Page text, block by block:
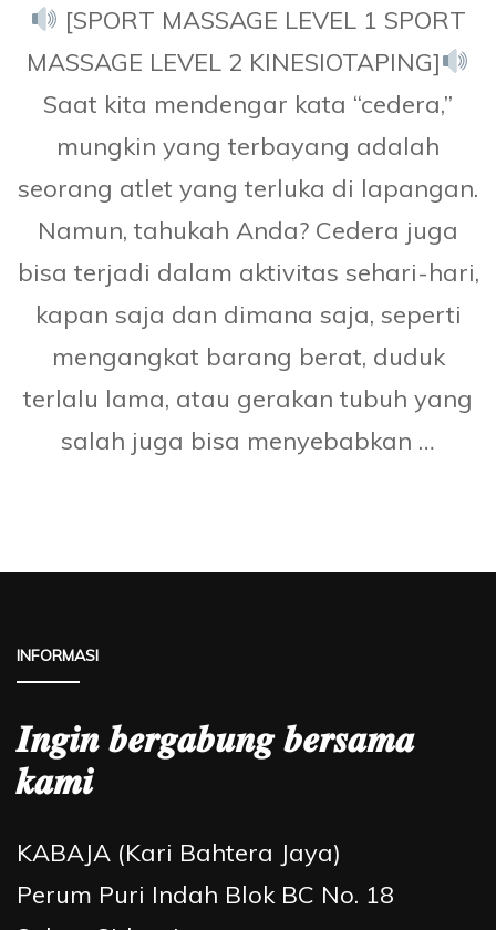
MASSAGE
KINESIOTAPING
[SPORT MASSAGE LEVEL 1 SPORT
MASSAGE LEVEL 2 KINESIOTAPING]
Saat kita mendengar kata “cedera,”
mungkin yang terbayang adalah
seorang atlet yang terluka di lapangan.
Namun, tahukah Anda? Cedera juga
bisa terjadi dalam aktivitas sehari-hari,
kapan saja dan dimana saja, seperti
mengangkat barang berat, duduk
terlalu lama, atau gerakan tubuh yang
salah juga bisa menyebabkan …
INFORMASI
𝑰𝒏𝒈𝒊𝒏 𝒃𝒆𝒓𝒈𝒂𝒃𝒖𝒏𝒈 𝒃𝒆𝒓𝒔𝒂𝒎𝒂
𝒌𝒂𝒎𝒊
KABAJA (Kari Bahtera Jaya)
Perum Puri Indah Blok BC No. 18